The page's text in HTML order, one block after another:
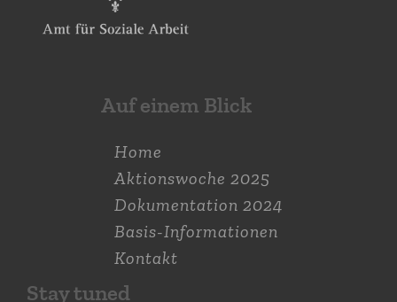
Auf einem Blick
Home
Aktions­woche 2025
Dokumen­tation 2024
Basis-Informationen
Kontakt
Stay tuned